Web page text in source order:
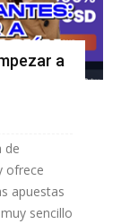
a
de
ofrece
apuestas
sencillo